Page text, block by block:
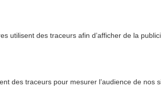
utilisent des traceurs afin d’afficher de la
des traceurs pour mesurer l’audience de nos